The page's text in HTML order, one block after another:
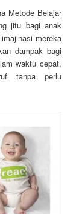
Metode Belajar
jitu bagi anak
mereka
dampak bagi
waktu cepat,
tanpa perlu